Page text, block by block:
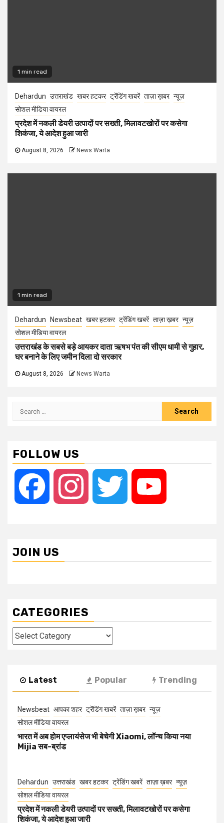
1 min read
Dehardun उत्तराखंड खबर हटकर ट्रेंडिंग खबरें ताज़ा ख़बर न्यूज़
सोशल मीडिया वायरल
प्रदेश में नकली डेयरी उत्पादों पर सख्ती, मिलावटखोरों पर कसेगा
शिकंजा, ये आदेश हुआ जारी
August 8, 2026 News Warta
1 min read
Dehardun Newsbeat खबर हटकर ट्रेंडिंग खबरें ताज़ा ख़बर न्यूज़
सोशल मीडिया वायरल
उत्तराखंड के सबसे बड़े आयकर दाता ऋषभ पंत की सीएम धामी से गुहार,
घर बनाने के लिए जमीन दिला दो सरकार
August 8, 2026 News Warta
Search
FOLLOW US
Facebook Instagram Twitter
JOIN US
CATEGORIES
Categories
Latest Popular Trending
Newsbeat आपका शहर ट्रेंडिंग खबरें ताज़ा ख़बर न्यूज़
सोशल मीडिया वायरल
भारत में अब होम एप्लायंसेज भी बेचेगी Xiaomi, लॉन्च किया नया
Mijia सब-ब्रांड
Dehardun उत्तराखंड खबर हटकर ट्रेंडिंग खबरें ताज़ा ख़बर न्यूज़
सोशल मीडिया वायरल
प्रदेश में नकली डेयरी उत्पादों पर सख्ती, मिलावटखोरों पर कसेगा
शिकंजा, ये आदेश हुआ जारी